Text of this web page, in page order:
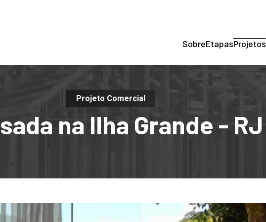
SobreEtapasProjetos
Projeto Comercial
na Ilha Grande - RJ